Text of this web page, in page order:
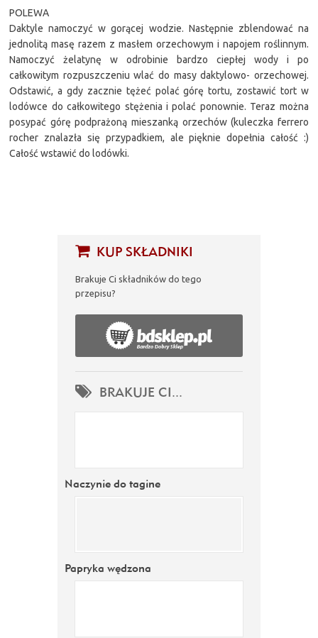
KUP SKŁADNIKI
Brakuje Ci składników do tego
przepisu?
BRAKUJE CI...
Naczynie do tagine
Papryka wędzona
POLEWA
Daktyle namoczyć w gorącej wodzie. Następnie zblendować na
jednolitą masę razem z masłem orzechowym i napojem roślinnym.
Namoczyć żelatynę w odrobinie bardzo ciepłej wody i po
całkowitym rozpuszczeniu wlać do masy daktylowo- orzechowej.
Odstawić, a gdy zacznie tężeć polać górę tortu, zostawić tort w
lodówce do całkowitego stężenia i polać ponownie. Teraz można
posypać górę podprażoną mieszanką orzechów (kuleczka ferrero
rocher znalazła się przypadkiem, ale pięknie dopełnia całość :)
Całość wstawić do lodówki.